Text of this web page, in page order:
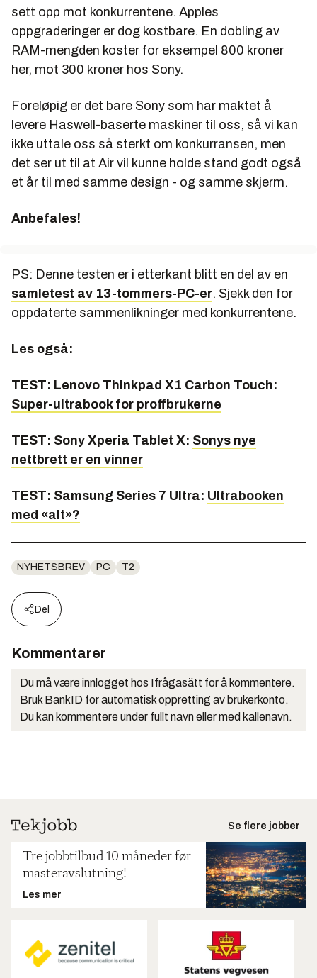
sett opp mot konkurrentene. Apples
oppgraderinger er dog kostbare. En dobling av
RAM-mengden koster for eksempel 800 kroner
her, mot 300 kroner hos Sony.
Foreløpig er det bare Sony som har maktet å
levere Haswell-baserte maskiner til oss, så vi kan
ikke uttale oss så sterkt om konkurransen, men
det ser ut til at Air vil kunne holde stand godt også
et år til med samme design - og samme skjerm.
Anbefales!
PS: Denne testen er i etterkant blitt en del av en
samletest av 13-tommers-PC-er. Sjekk den for
oppdaterte sammenlikninger med konkurrentene.
Les også:
TEST: Lenovo Thinkpad X1 Carbon Touch:
Super-ultrabook for proffbrukerne
TEST: Sony Xperia Tablet X: Sonys nye
nettbrett er en vinner
TEST: Samsung Series 7 Ultra: Ultrabooken
med «alt»?
NYHETSBREV PC T2
Del
Kommentarer
Du må være innlogget hos Ifrågasätt for å kommentere.
Bruk BankID for automatisk oppretting av brukerkonto.
Du kan kommentere under fullt navn eller med kallenavn.
Se flere jobber
Tre jobbtilbud 10 måneder før
masteravslutning!
Les mer